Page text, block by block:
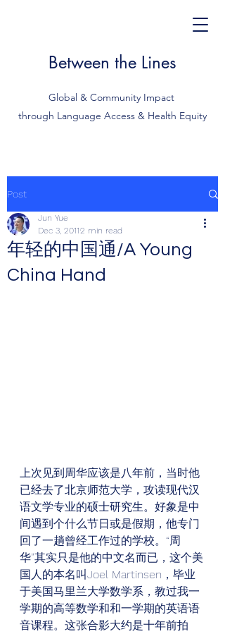
Between the Lines
Global & Community Impact
through Language Access & Health Equity
Post
年轻的中国通/A Young
China Hand
Jun Yue
Dec 3, 20112 min read
上次见到周华应该是八年前，当时他
已经去了北京师范大学，攻读现代汉
语文学专业的硕士研究生。好象是中
间遇到个什么节日或是假期，他专门
回了一趟曾经工作过的学校。“周
华”其实只是他的中文名而已，这个美
国人的本名叫Joel Martinsen，毕业
于美国马里兰大学数学系，教过我一
学期的高等数学和和一学期的英语语
音课程。这张合影大约是十年前拍